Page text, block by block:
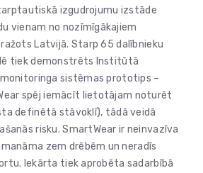
izgudrojumu izstāde
vienam no nozīmīgākajiem
Latvijā. Starp 65 dalībnieku
tiek demonstrēts Institūtā
sistēmas prototips –
spēj iemācīt lietotājam noturēt
definētā stāvoklī), tādā veidā
risku. SmartWear ir neinvazīva
zem drēbēm un neradīs
Iekārta tiek aprobēta sadarbībā